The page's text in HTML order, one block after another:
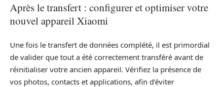
Après le transfert : configurer et optimiser votre
nouvel appareil Xiaomi
Une fois le transfert de données complété, il est primordial
de valider que tout a été correctement transféré avant de
réinitialiser votre ancien appareil. Vérifiez la présence de
vos photos, contacts et applications, afin d’éviter